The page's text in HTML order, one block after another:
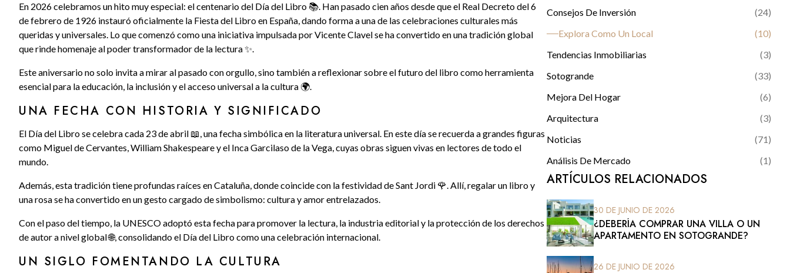
En 2026 celebramos un hito muy especial: el centenario del Día del Libro 📚. Han pasado cien años desde que el Real Decreto del 6
de febrero de 1926 instauró oficialmente la Fiesta del Libro en España, dando forma a una de las celebraciones culturales más
queridas y universales. Lo que comenzó como una iniciativa impulsada por Vicente Clavel se ha convertido en una tradición global
que rinde homenaje al poder transformador de la lectura ✨.
Este aniversario no solo invita a mirar al pasado con orgullo, sino también a reflexionar sobre el futuro del libro como herramienta
esencial para la educación, la inclusión y el acceso universal a la cultura 🌍.
UNA FECHA CON HISTORIA Y SIGNIFICADO
El Día del Libro se celebra cada 23 de abril 📖, una fecha simbólica en la literatura universal. En este día se recuerda a grandes figuras
como Miguel de Cervantes, William Shakespeare y el Inca Garcilaso de la Vega, cuyas obras siguen vivas en lectores de todo el
mundo.
Además, esta tradición tiene profundas raíces en Cataluña, donde coincide con la festividad de Sant Jordi 🌹. Allí, regalar un libro y
una rosa se ha convertido en un gesto cargado de simbolismo: cultura y amor entrelazados.
Con el paso del tiempo, la UNESCO adoptó esta fecha para promover la lectura, la industria editorial y la protección de los derechos
de autor a nivel global 🌐, consolidando el Día del Libro como una celebración internacional.
UN SIGLO FOMENTANDO LA CULTURA
Consejos De Inversión
(24)
Explora Como Un Local
(10)
Tendencias Inmobiliarias
(3)
Sotogrande
(33)
Mejora Del Hogar
(6)
Arquitectura
(3)
Noticias
(71)
Análisis De Mercado
(1)
ARTÍCULOS RELACIONADOS
30 DE JUNIO DE 2026
¿DEBERÍA COMPRAR UNA VILLA O UN
APARTAMENTO EN SOTOGRANDE?
26 DE JUNIO DE 2026